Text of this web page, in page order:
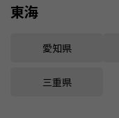
東海
愛知県
三重県